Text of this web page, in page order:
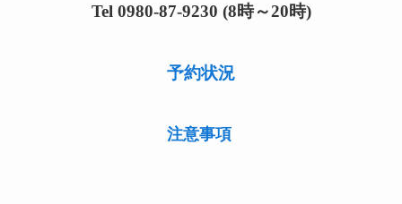
Tel 0980-87-9230 (8時～20時)
予約状況
注意事項